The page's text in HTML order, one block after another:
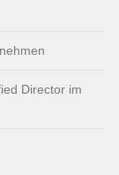
Director im